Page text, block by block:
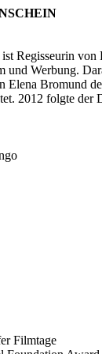
Regisseurin
und Werbung.
Elena Bromund
2012 folgte
Filmtage